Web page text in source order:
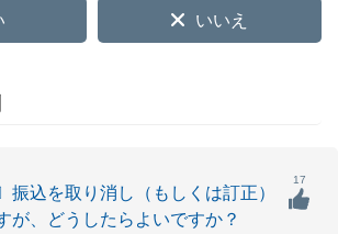
いいえ
振込を取り消し（もしくは訂正）
が、どうしたらよいですか？
17